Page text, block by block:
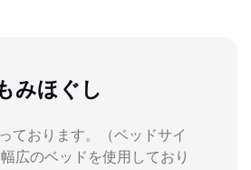
みほぐし
ております。（ベッドサイ
広のベッドを使用しており